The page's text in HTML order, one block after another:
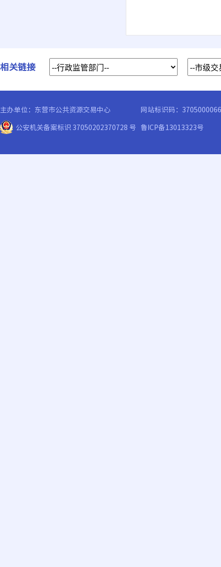
相关链接
主办单位：东营市公共资源交易中心
网站标识码：3705000066
公安机关备案标识 37050202370728 号 鲁ICP备13013323号